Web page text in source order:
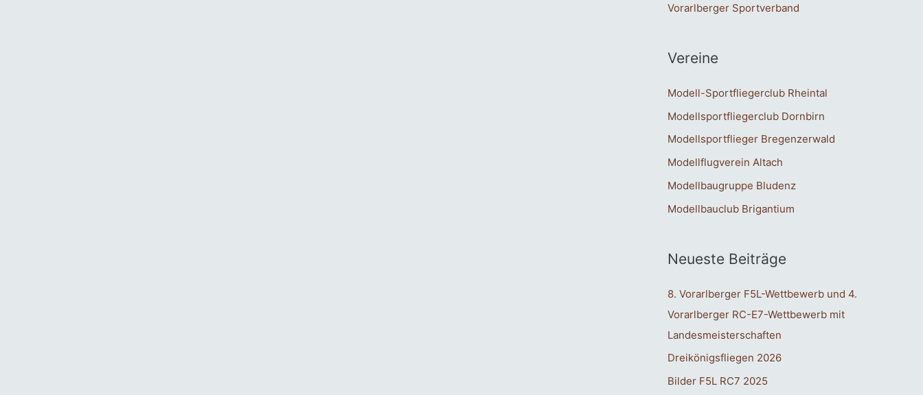
Vorarlberger Sportverband
Vereine
Modell-Sportfliegerclub Rheintal
Modellsportfliegerclub Dornbirn
Modellsportflieger Bregenzerwald
Modellflugverein Altach
Modellbaugruppe Bludenz
Modellbauclub Brigantium
Neueste Beiträge
8. Vorarlberger F5L-Wettbewerb und 4.
Vorarlberger RC-E7-Wettbewerb mit
Landesmeisterschaften
Dreikönigsfliegen 2026
Bilder F5L RC7 2025